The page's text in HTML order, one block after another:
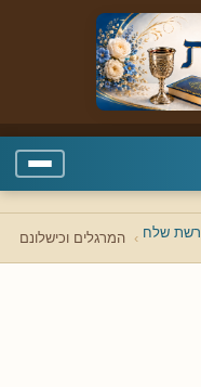
שלח המרגלים וכישלונם